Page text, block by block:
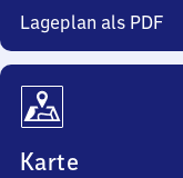
Lageplan als PDF
Karte